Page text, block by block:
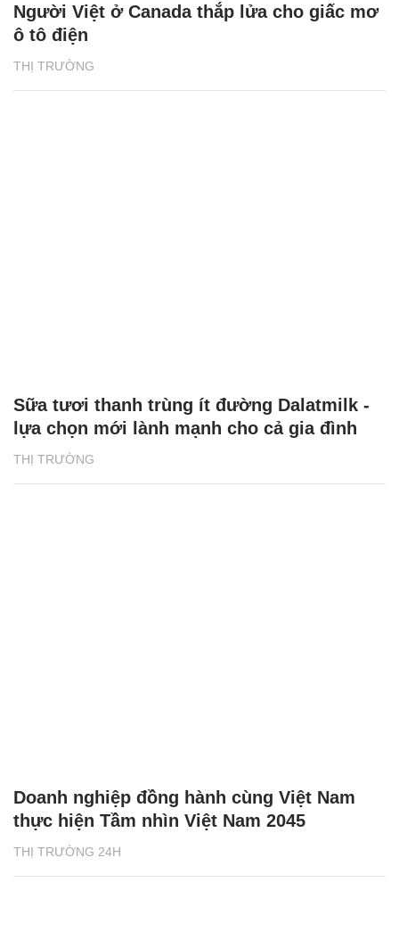
THỊ TRƯỜNG
Người Việt ở Canada thắp lửa cho giấc mơ
ô tô điện
THỊ TRƯỜNG
Sữa tươi thanh trùng ít đường Dalatmilk -
lựa chọn mới lành mạnh cho cả gia đình
THỊ TRƯỜNG 24H
Doanh nghiệp đồng hành cùng Việt Nam
thực hiện Tầm nhìn Việt Nam 2045